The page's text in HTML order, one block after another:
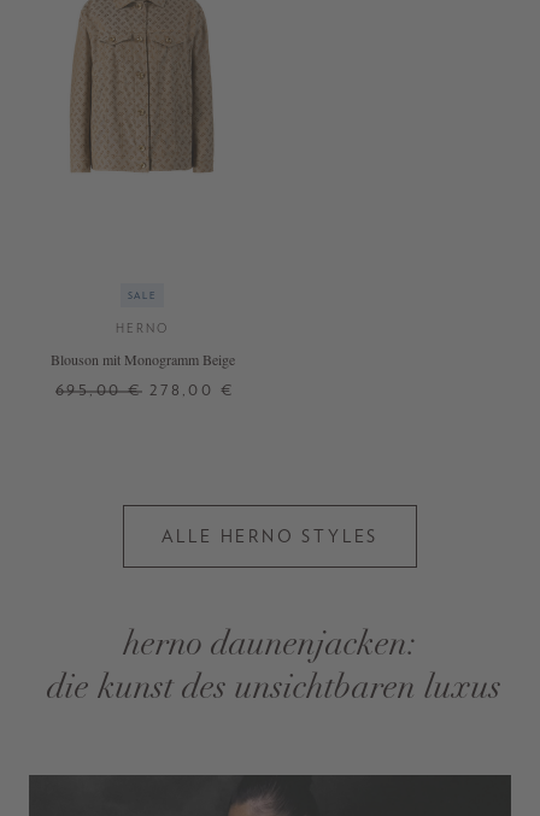
SALE
HERNO
Blouson mit Monogramm Beige
695,00 € 278,00 €
ALLE HERNO STYLES
herno daunenjacken:
die kunst des unsichtbaren luxus